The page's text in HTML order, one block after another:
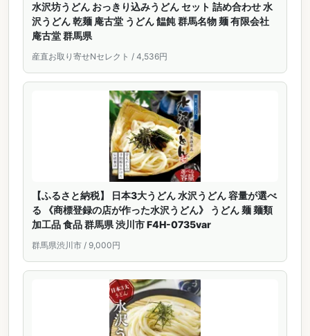
水沢坊うどん おっきり込みうどん セット 詰め合わせ 水
沢うどん 乾麺 庵古堂 うどん 饂飩 群馬名物 麺 有限会社
庵古堂 群馬県
産直お取り寄せNセレクト / 4,536円
【ふるさと納税】 日本3大うどん 水沢うどん 容量が選べ
る 《商標登録の店が作った水沢うどん》 うどん 麺 麺類
加工品 食品 群馬県 渋川市 F4H-0735var
群馬県渋川市 / 9,000円